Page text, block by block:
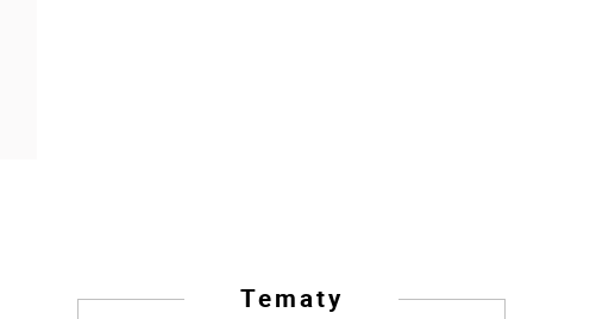
Tematy